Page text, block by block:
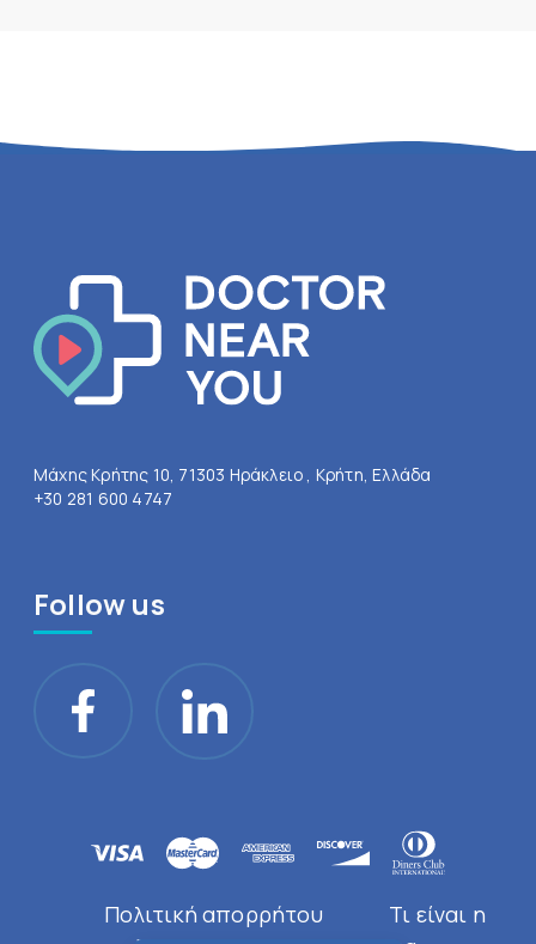
Μάχης Κρήτης 10, 71303 Ηράκλειο , Κρήτη, Ελλάδα
+30 281 600 4747
Follow us
Πολιτική απορρήτου
Τι είναι η